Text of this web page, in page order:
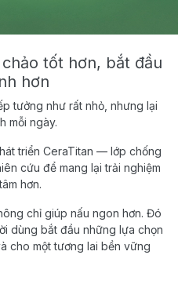
tốt hơn, bắt đầu
hơn
tưởng như rất nhỏ, nhưng lại
mỗi ngày.
triển CeraTitan — lớp chống
cứu để mang lại trải nghiệm
hơn.
chỉ giúp nấu ngon hơn. Đó
dùng bắt đầu những lựa chọn
cho một tương lai bền vững